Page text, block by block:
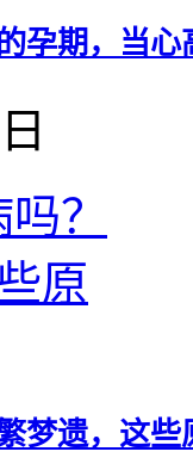
孕期，当心
梦遗，这些